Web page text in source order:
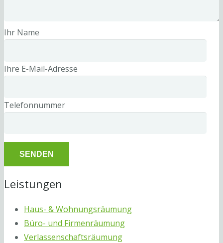
Ihr Name
Ihre E-Mail-Adresse
Telefonnummer
Leistungen
Haus- & Wohnungsräumung
Büro- und Firmenräumung
Verlassenschaftsräumung